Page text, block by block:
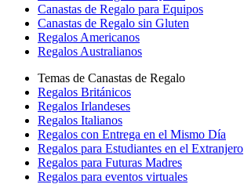
Canastas de Regalo para Equipos
Canastas de Regalo sin Gluten
Regalos Americanos
Regalos Australianos
Temas de Canastas de Regalo
Regalos Británicos
Regalos Irlandeses
Regalos Italianos
Regalos con Entrega en el Mismo Día
Regalos para Estudiantes en el Extranjero
Regalos para Futuras Madres
Regalos para eventos virtuales